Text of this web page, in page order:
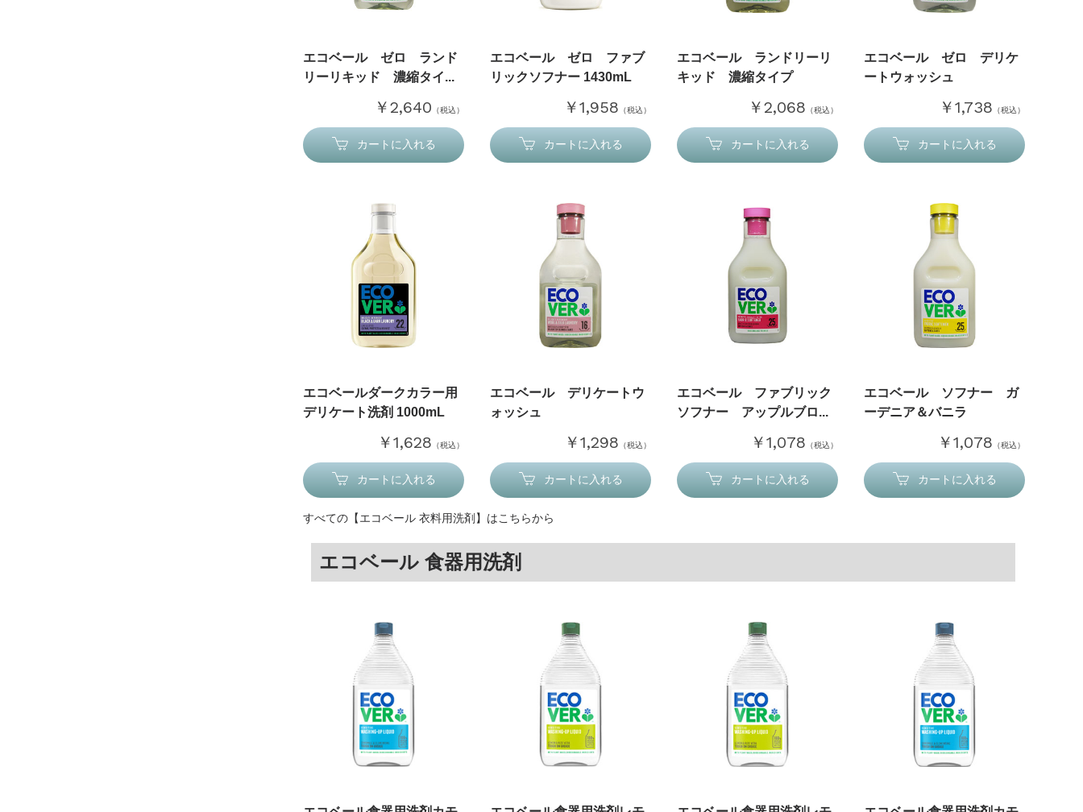
エコベール ゼロ ランド
リーリキッド 濃縮タイ...
￥2,640 （税込）
カートに入れる
エコベール ゼロ ファブ
リックソフナー 1430mL
￥1,958 （税込）
カートに入れる
エコベール ランドリーリ
キッド 濃縮タイプ
￥2,068 （税込）
カートに入れる
エコベール ゼロ デリケ
ートウォッシュ
￥1,738 （税込）
カートに入れる
エコベールダークカラー用
デリケート洗剤 1000mL
￥1,628 （税込）
カートに入れる
エコベール デリケートウ
ォッシュ
￥1,298 （税込）
カートに入れる
エコベール ファブリック
ソフナー アップルブロ...
￥1,078 （税込）
カートに入れる
エコベール ソフナー ガ
ーデニア＆バニラ
￥1,078 （税込）
カートに入れる
すべての【エコベール 衣料用洗剤】はこちらから
エコベール 食器用洗剤